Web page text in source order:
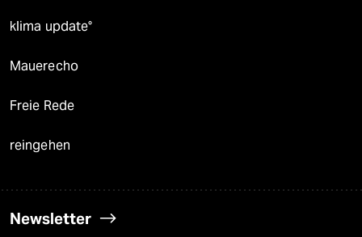
klima update°
Mauerecho
Freie Rede
reingehen
Newsletter